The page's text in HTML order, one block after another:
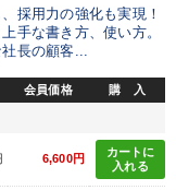
ぶ
弘
採用力の強化も実現！
手な書き方、使い方。
長の顧客...
会員価格 購 入
6,600円
カートに
入れる